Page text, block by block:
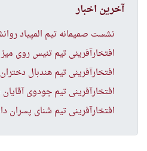
آخرین اخبار